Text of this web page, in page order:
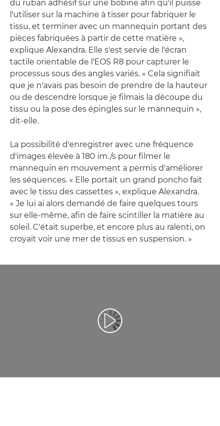
du ruban adhésif sur une bobine afin qu'il puisse
l'utiliser sur la machine à tisser pour fabriquer le
tissu, et terminer avec un mannequin portant des
pièces fabriquées à partir de cette matière »,
explique Alexandra. Elle s'est servie de l'écran
tactile orientable de l'EOS R8 pour capturer le
processus sous des angles variés. « Cela signifiait
que je n'avais pas besoin de prendre de la hauteur
ou de descendre lorsque je filmais la découpe du
tissu ou la pose des épingles sur le mannequin »,
dit-elle.
La possibilité d'enregistrer avec une fréquence
d'images élevée à 180 im./s pour filmer le
mannequin en mouvement a permis d'améliorer
les séquences. « Elle portait un grand poncho fait
avec le tissu des cassettes », explique Alexandra.
« Je lui ai alors demandé de faire quelques tours
sur elle-même, afin de faire scintiller la matière au
soleil. C'était superbe, et encore plus au ralenti, on
croyait voir une mer de tissus en suspension. »
Lancer la vidéo